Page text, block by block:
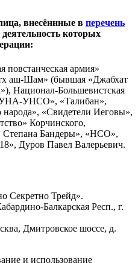
внесённные в перечень
которых
повстанческая армия»
аш-Шам» (бывшая «Джабхат
Национал-Большевистская
УНСО», «Талибан»,
«Свидетели Иеговы»,
Корчинского,
Степана Бандеры», «НСО»,
Дуров Павел Валерьевич.
Секретно Трейд».
Балкарская Респ., г.
Дмитровское шоссе, д.
и использование